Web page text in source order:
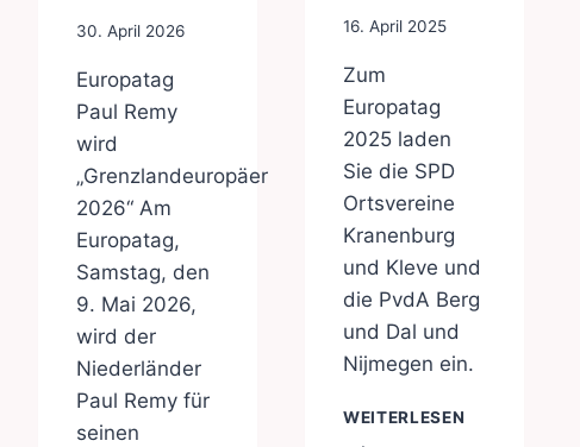
30. April 2026
Europatag
Paul Remy
wird
„Grenzlandeuropäer
2026“ Am
Europatag,
Samstag, den
9. Mai 2026,
wird der
Niederländer
Paul Remy für
seinen
16. April 2025
Zum
Europatag
2025 laden
Sie die SPD
Ortsvereine
Kranenburg
und Kleve und
die PvdA Berg
und Dal und
Nijmegen ein.
WEITERLESEN